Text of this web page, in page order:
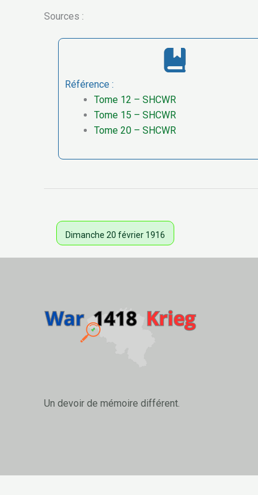
Sources :
Référence :
Tome 12 – SHCWR
Tome 15 – SHCWR
Tome 20 – SHCWR
Dimanche 20 février 1916
Un devoir de mémoire différent.